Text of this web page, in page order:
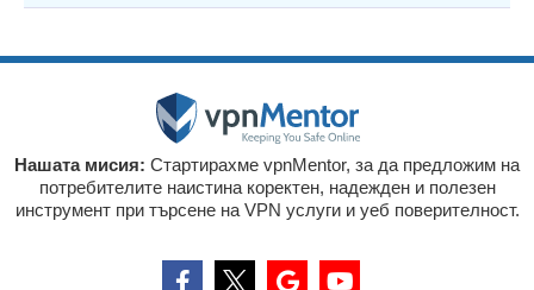
Нашата мисия: Стартирахме vpnMentor, за да предложим на
потребителите наистина коректен, надежден и полезен
инструмент при търсене на VPN услуги и уеб поверителност.